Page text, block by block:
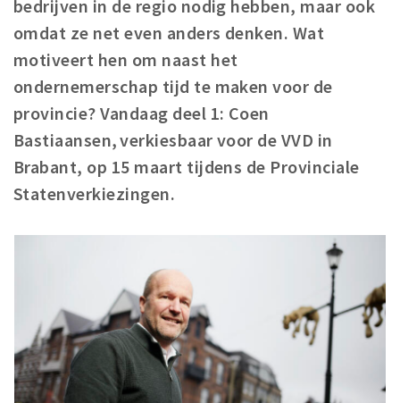
Musea, theaters & podia
Uitjes & activiteiten
Toeristische routes
Natuurgebieden
Baroniepoorten
Sport
bedrijven in de regio nodig hebben, maar ook
omdat ze net even anders denken. Wat
motiveert hen om naast het
ondernemerschap tijd te maken voor de
provincie? Vandaag deel 1: Coen
Bastiaansen, verkiesbaar voor de VVD in
Brabant, op 15 maart tijdens de Provinciale
Statenverkiezingen.